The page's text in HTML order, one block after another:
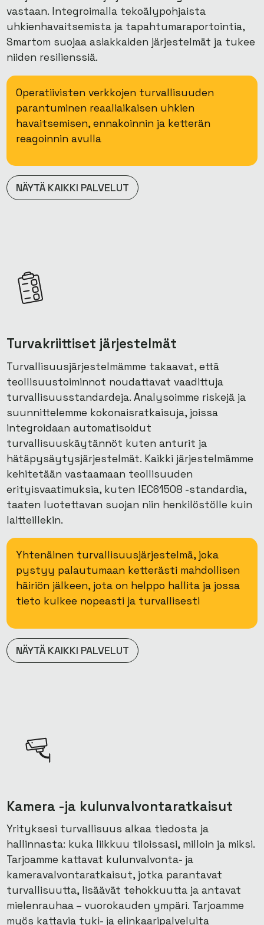
vastaan. Integroimalla tekoälypohjaista
uhkienhavaitsemista ja tapahtumaraportointia,
Smartom suojaa asiakkaiden järjestelmät ja tukee
niiden resilienssiä.
Operatiivisten verkkojen turvallisuuden
parantuminen reaaliaikaisen uhkien
havaitsemisen, ennakoinnin ja ketterän
reagoinnin avulla
NÄYTÄ KAIKKI PALVELUT
Turvakriittiset järjestelmät
Turvallisuusjärjestelmämme takaavat, että
teollisuustoiminnot noudattavat vaadittuja
turvallisuusstandardeja. Analysoimme riskejä ja
suunnittelemme kokonaisratkaisuja, joissa
integroidaan automatisoidut
turvallisuuskäytännöt kuten anturit ja
hätäpysäytysjärjestelmät. Kaikki järjestelmämme
kehitetään vastaamaan teollisuuden
erityisvaatimuksia, kuten IEC61508 -standardia,
taaten luotettavan suojan niin henkilöstölle kuin
laitteillekin.
Yhtenäinen turvallisuusjärjestelmä, joka
pystyy palautumaan ketterästi mahdollisen
häiriön jälkeen, jota on helppo hallita ja jossa
tieto kulkee nopeasti ja turvallisesti
NÄYTÄ KAIKKI PALVELUT
Kamera -ja kulunvalvontaratkaisut
Yrityksesi turvallisuus alkaa tiedosta ja
hallinnasta: kuka liikkuu tiloissasi, milloin ja miksi.
Tarjoamme kattavat kulunvalvonta- ja
kameravalvontaratkaisut, jotka parantavat
turvallisuutta, lisäävät tehokkuutta ja antavat
mielenrauhaa – vuorokauden ympäri. Tarjoamme
myös kattavia tuki- ja elinkaaripalveluita